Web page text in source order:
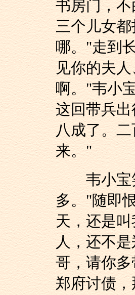
书房门，
三个儿女
哪。"走到
见你的夫
啊。"韦小
这回带兵
八成了。
来。"
韦小宝笑
多。"随即
天，还是
人，还不
哥，请你
郑府讨债